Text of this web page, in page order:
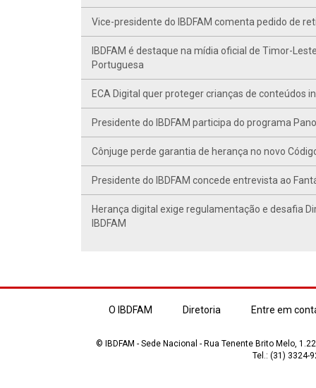
Vice-presidente do IBDFAM comenta pedido de
IBDFAM é destaque na mídia oficial de Timor-
Portuguesa
ECA Digital quer proteger crianças de conteúdos
Presidente do IBDFAM participa do programa
Cônjuge perde garantia de herança no novo
Presidente do IBDFAM concede entrevista ao
Herança digital exige regulamentação e desafia
IBDFAM
O IBDFAM Diretoria Entre em
© IBDFAM - Sede Nacional - Rua Tenente Brito Melo,
Tel.: (31) 3324-